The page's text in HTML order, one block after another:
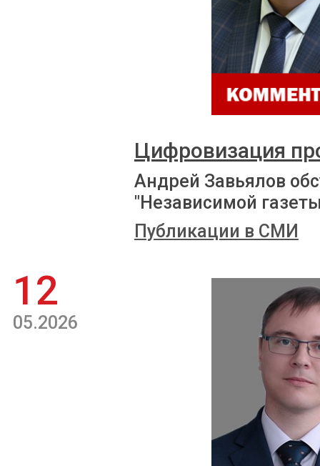
Цифровизация
Андрей Завьялов
"Независимой
Публикации в СМИ
12
05.2026